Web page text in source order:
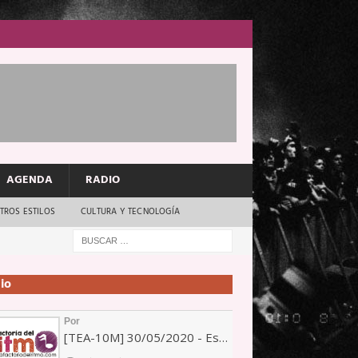
AGENDA RADIO
ESTILOS CULTURA Y TECNOLOGÍA